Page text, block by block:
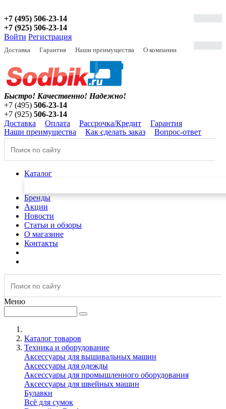
+7 (495) 506-23-14
+7 (925) 506-23-14
Войти Регистрация
Доставка Гарантия Наши преимущества О компании
Быстро! Качественно! Надежно!
+7 (495) 506-23-14
+7 (925) 506-23-14
Доставка
Оплата Рассрочка/Кредит
Гарантия
Наши преимущества
Как сделать заказ Вопрос-ответ
Каталог
Бренды
Акции
Новости
Статьи и обзоры
О магазине
Контакты
Меню
Каталог товаров
Техника и оборудование
Аксессуары для вышивальных машин
Аксессуары для одежды
Аксессуары для промышленного оборудования
Аксессуары для швейных машин
Булавки
Всё для сумок